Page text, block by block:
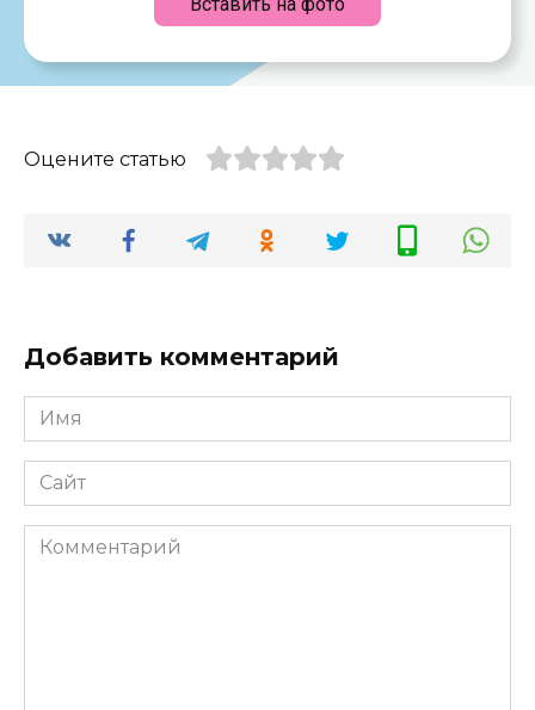
Оцените статью
Добавить комментарий
Имя
*
Сайт
Комментарий